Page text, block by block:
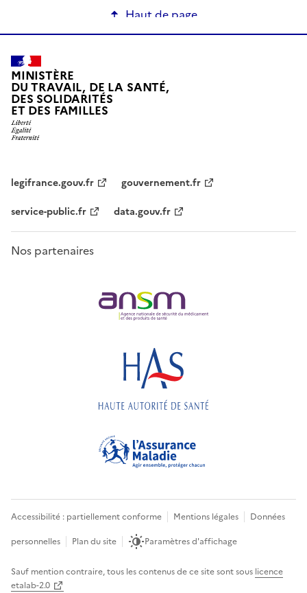
Haut de page
MINISTÈRE
DU TRAVAIL, DE LA SANTÉ,
DES SOLIDARITÉS
ET DES FAMILLES
legifrance.gouv.fr
gouvernement.fr
service-public.fr
data.gouv.fr
Nos partenaires
Accessibilité : partiellement conforme Mentions légales
Données
personnelles
Plan du site Paramètres d'affichage
Sauf mention contraire, tous les contenus de ce site sont sous licence
etalab-2.0